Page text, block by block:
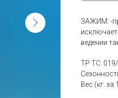
ЗАЖИМ: -
ведении
ТР ТС:
Вес (кг. за